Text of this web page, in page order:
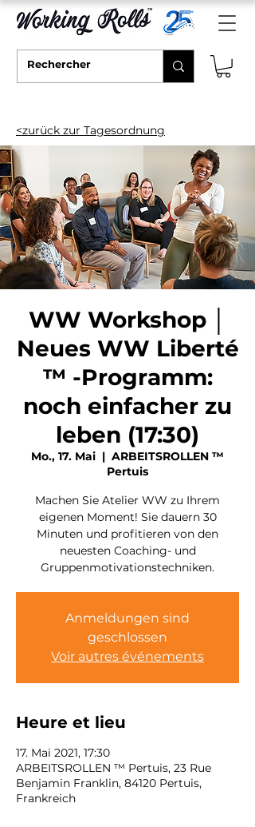
<zurück zur Tagesordnung
WW Workshop │
Neues WW Liberté
™ -Programm:
noch einfacher zu
leben (17:30)
Mo., 17. Mai
  |
ARBEITSROLLEN ™
Pertuis
Machen Sie Atelier WW zu Ihrem
eigenen Moment! Sie dauern 30
Minuten und profitieren von den
neuesten Coaching- und
Gruppenmotivationstechniken.
Anmeldungen sind
geschlossen
Voir autres événements
Heure et lieu
17. Mai 2021, 17:30
ARBEITSROLLEN ™ Pertuis, 23 Rue
Benjamin Franklin, 84120 Pertuis,
Frankreich